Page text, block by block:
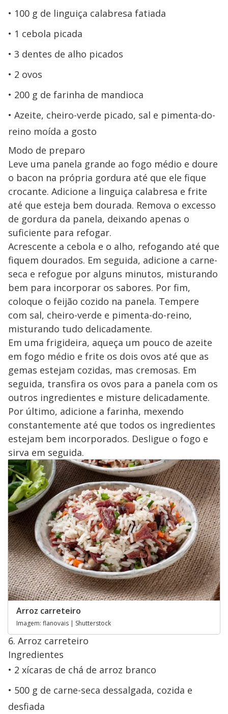
100 g de linguiça calabresa fatiada
1 cebola picada
3 dentes de alho picados
2 ovos
200 g de farinha de mandioca
Azeite, cheiro-verde picado, sal e pimenta-do-
reino moída a gosto
Modo de preparo
Leve uma panela grande ao fogo médio e doure
o bacon na própria gordura até que ele fique
crocante. Adicione a linguiça calabresa e frite
até que esteja bem dourada. Remova o excesso
de gordura da panela, deixando apenas o
suficiente para refogar.
Acrescente a cebola e o alho, refogando até que
fiquem dourados. Em seguida, adicione a carne-
seca e refogue por alguns minutos, misturando
bem para incorporar os sabores. Por fim,
coloque o feijão cozido na panela. Tempere
com sal, cheiro-verde e pimenta-do-reino,
misturando tudo delicadamente.
Em uma frigideira, aqueça um pouco de azeite
em fogo médio e frite os dois ovos até que as
gemas estejam cozidas, mas cremosas. Em
seguida, transfira os ovos para a panela com os
outros ingredientes e misture delicadamente.
Por último, adicione a farinha, mexendo
constantemente até que todos os ingredientes
estejam bem incorporados. Desligue o fogo e
sirva em seguida.
Arroz carreteiro
Imagem: flanovais | Shutterstock
6. Arroz carreteiro
Ingredientes
2 xícaras de chá de arroz branco
500 g de carne-seca dessalgada, cozida e
desfiada